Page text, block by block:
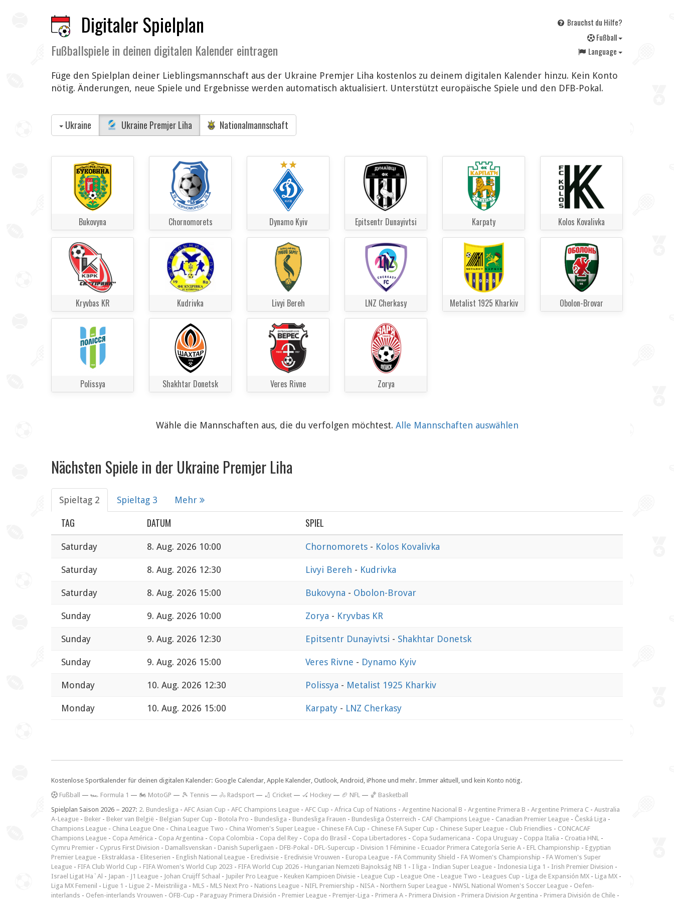
Digitaler Spielplan
Fußballspiele in deinen digitalen Kalender eintragen
Brauchst du Hilfe?
Fußball
Language
Füge den Spielplan deiner Lieblingsmannschaft aus der Ukraine Premjer Liha kostenlos zu deinem digitalen Kalender hinzu. Kein Konto
nötig. Änderungen, neue Spiele und Ergebnisse werden automatisch aktualisiert. Unterstützt europäische Spiele und den DFB-Pokal.
Ukraine Ukraine Premjer Liha Nationalmannschaft
Bukovyna Chornomorets Dynamo Kyiv Epitsentr Dunayivtsi Karpaty Kolos Kovalivka
Kryvbas KR Kudrivka Livyi Bereh LNZ Cherkasy Metalist 1925 Kharkiv Obolon-Brovar
Polissya Shakhtar Donetsk Veres Rivne Zorya
Wähle die Mannschaften aus, die du verfolgen möchtest. Alle Mannschaften auswählen
Nächsten Spiele in der Ukraine Premjer Liha
Spieltag 2 Spieltag 3 Mehr
TAG DATUM SPIEL
Saturday 8. Aug. 2026 10:00 Chornomorets - Kolos Kovalivka
Saturday 8. Aug. 2026 12:30 Livyi Bereh - Kudrivka
Saturday 8. Aug. 2026 15:00 Bukovyna - Obolon-Brovar
Sunday 9. Aug. 2026 10:00 Zorya - Kryvbas KR
Sunday 9. Aug. 2026 12:30 Epitsentr Dunayivtsi - Shakhtar Donetsk
Sunday 9. Aug. 2026 15:00 Veres Rivne - Dynamo Kyiv
Monday 10. Aug. 2026 12:30 Polissya - Metalist 1925 Kharkiv
Monday 10. Aug. 2026 15:00 Karpaty - LNZ Cherkasy
Kostenlose Sportkalender für deinen digitalen Kalender: Google Calendar, Apple Kalender, Outlook, Android, iPhone und mehr. Immer aktuell, und kein Konto nötig.
Fußball — 🏎️ Formula 1 — 🏍 MotoGP — 🎾 Tennis — 🚴 Radsport — 🏏 Cricket — 🏑 Hockey — 🏈 NFL — 🏀 Basketball
Spielplan Saison 2026 – 2027: 2. Bundesliga - AFC Asian Cup - AFC Champions League - AFC Cup - Africa Cup of Nations - Argentine Nacional B - Argentine Primera B - Argentine Primera C - Australia
A-League - Beker - Beker van België - Belgian Super Cup - Botola Pro - Bundesliga - Bundesliga Frauen - Bundesliga Österreich - CAF Champions League - Canadian Premier League - Česká Liga -
Champions League - China League One - China League Two - China Women's Super League - Chinese FA Cup - Chinese FA Super Cup - Chinese Super League - Club Friendlies - CONCACAF
Champions League - Copa América - Copa Argentina - Copa Colombia - Copa del Rey - Copa do Brasil - Copa Libertadores - Copa Sudamericana - Copa Uruguay - Coppa Italia - Croatia HNL -
Cymru Premier - Cyprus First Division - Damallsvenskan - Danish Superligaen - DFB-Pokal - DFL-Supercup - Division 1 Féminine - Ecuador Primera Categoría Serie A - EFL Championship - Egyptian
Premier League - Ekstraklasa - Eliteserien - English National League - Eredivisie - Eredivisie Vrouwen - Europa League - FA Community Shield - FA Women's Championship - FA Women's Super
League - FIFA Club World Cup - FIFA Women's World Cup 2023 - FIFA World Cup 2026 - Hungarian Nemzeti Bajnokság NB 1 - I liga - Indian Super League - Indonesia Liga 1 - Irish Premier Division -
Israel Ligat Ha`Al - Japan - J1 League - Johan Cruijff Schaal - Jupiler Pro League - Keuken Kampioen Divisie - League Cup - League One - League Two - Leagues Cup - Liga de Expansión MX - Liga MX -
Liga MX Femenil - Ligue 1 - Ligue 2 - Meistriliiga - MLS - MLS Next Pro - Nations League - NIFL Premiership - NISA - Northern Super League - NWSL National Women's Soccer League - Oefen-
interlands - Oefen-interlands Vrouwen - ÖFB-Cup - Paraguay Primera División - Premier League - Premjer-Liga - Primera A - Primera Division - Primera Division Argentina - Primera División de Chile -